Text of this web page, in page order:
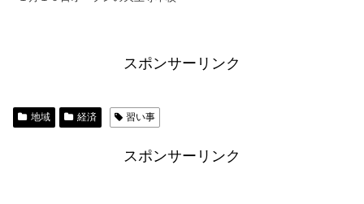
スポンサーリンク
地域 経済 習い事
スポンサーリンク